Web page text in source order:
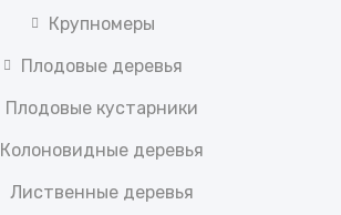
Крупномеры
Плодовые деревья
Плодовые кустарники
Колоновидные деревья
Лиственные деревья